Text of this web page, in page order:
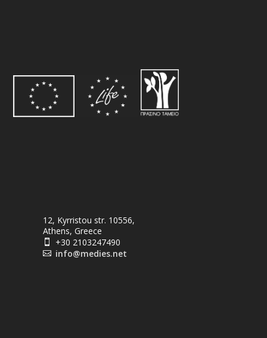
12, Kyrristou str. 10556,
Athens, Greece
 +30 2103247490
 info@medies.net